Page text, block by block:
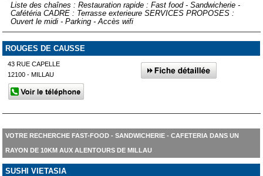
Liste des chaînes : Restauration rapide : Fast food - Sandwicherie -
Cafétéria CADRE : Terrasse exterieure SERVICES PROPOSES :
Ouvert le midi - Parking - Accès wifi
ROUGES DE CAUSSE
43 RUE CAPELLE
12100 - MILLAU
VOTRE RECHERCHE FAST-FOOD - SANDWICHERIE - CAFETERIA DANS UN
RAYON DE 10KM AUX ALENTOURS DE MILLAU
SUSHI VIETASIA